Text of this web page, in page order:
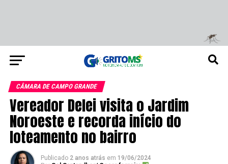
CÂMARA DE CAMPO GRANDE
Vereador Delei visita o Jardim
Noroeste e recorda início do
loteamento no bairro
Publicado 2 anos atrás em 19/06/2024